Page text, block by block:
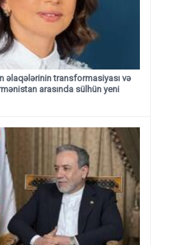
əlaqələrinin transformasiyası və
arasında sülhün yeni